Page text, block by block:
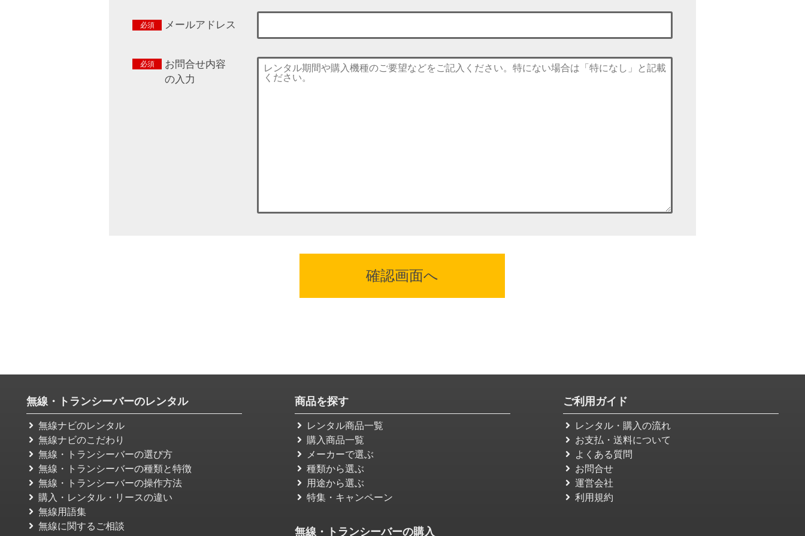
メールアドレス
お問合せ内容
の入力
無線・トランシーバーのレンタル
無線ナビのレンタル
無線ナビのこだわり
無線・トランシーバーの選び方
無線・トランシーバーの種類と特徴
無線・トランシーバーの操作方法
購入・レンタル・リースの違い
無線用語集
無線に関するご相談
商品を探す
レンタル商品一覧
購入商品一覧
メーカーで選ぶ
種類から選ぶ
用途から選ぶ
特集・キャンペーン
無線・トランシーバーの購入
ご利用ガイド
レンタル・購入の流れ
お支払・送料について
よくある質問
お問合せ
運営会社
利用規約